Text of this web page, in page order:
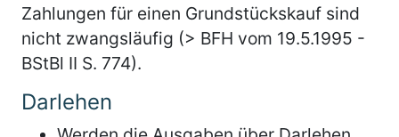
Zahlungen für einen Grundstückskauf sind
nicht zwangsläufig (> BFH vom 19.5.1995 -
BStBl II S. 774).
Darlehen